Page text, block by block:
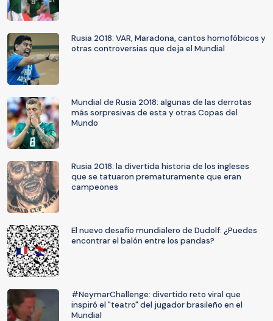
Rusia 2018: VAR, Maradona, cantos homofóbicos y
otras controversias que deja el Mundial
Mundial de Rusia 2018: algunas de las derrotas
más sorpresivas de esta y otras Copas del
Mundo
Rusia 2018: la divertida historia de los ingleses
que se tatuaron prematuramente que eran
campeones
El nuevo desafío mundialero de Dudolf: ¿Puedes
encontrar el balón entre los pandas?
#NeymarChallenge: divertido reto viral que
inspiró el "teatro" del jugador brasileño en el
Mundial